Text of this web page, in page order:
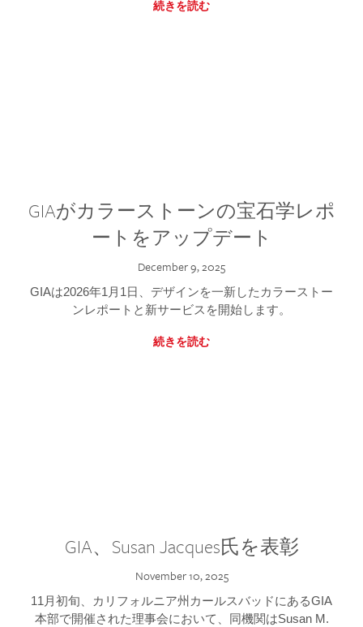
続きを読む
GIAがカラーストーンの宝石学レポ
ートをアップデート
December 9, 2025
GIAは2026年1月1日、デザインを一新したカラーストー
ンレポートと新サービスを開始します。
続きを読む
GIA、Susan Jacques氏を表彰
November 10, 2025
11月初旬、カリフォルニア州カールスバッドにあるGIA
本部で開催された理事会において、同機関はSusan M.